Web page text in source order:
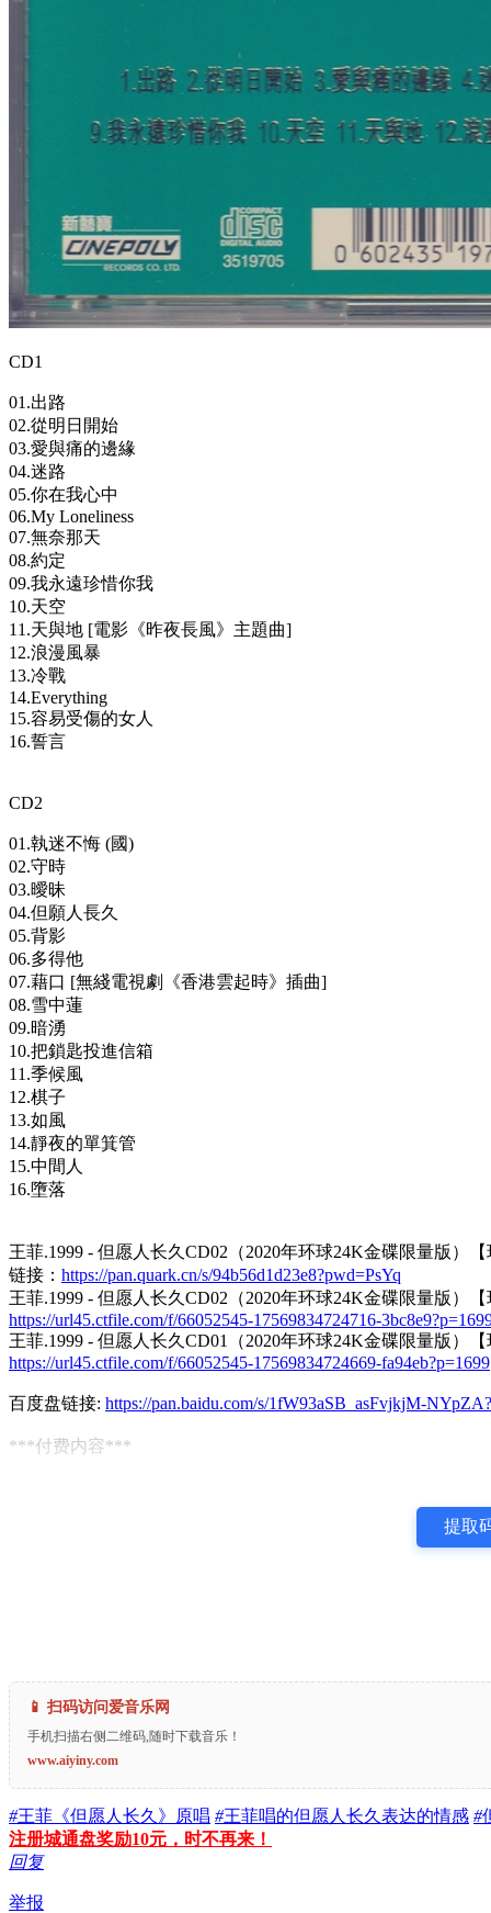
CD1
01.出路
02.從明日開始
03.愛與痛的邊緣
04.迷路
05.你在我心中
06.My Loneliness
07.無奈那天
08.約定
09.我永遠珍惜你我
10.天空
11.天與地 [電影《昨夜長風》主題曲]
12.浪漫風暴
13.冷戰
14.Everything
15.容易受傷的女人
16.誓言
CD2
01.執迷不悔 (國)
02.守時
03.曖昧
04.但願人長久
05.背影
06.多得他
07.藉口 [無綫電視劇《香港雲起時》插曲]
08.雪中蓮
09.暗湧
10.把鎖匙投進信箱
11.季候風
12.棋子
13.如風
14.靜夜的單箕管
15.中間人
16.墮落
王菲.1999 - 但愿人长久CD02（2020年环球24K金碟限量版）
链接： https://pan.quark.cn/s/94b56d1d23e8?pwd=PsYq
王菲.1999 - 但愿人长久CD02（2020年环球24K金碟限量版）
https://url45.ctfile.com/f/66052545-17569834724716-
王菲.1999 - 但愿人长久CD01（2020年环球24K金碟限量版）
https://url45.ctfile.com/f/66052545-17569834724669-fa94eb?p=1699
百度盘链接: https://pan.baidu.com/s/1fW93aSB_asFvjkjM-
***付费内容***
提取
📱 扫码访问爱音乐网
手机扫描右侧二维码,随时下载音乐！
www.aiyiny.com
#王菲《但愿人长久》原唱 #王菲唱的但愿人长久表达的情感 #
注册城通盘奖励10元，时不再来！
回复
举报